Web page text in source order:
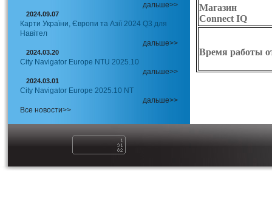
дальше>>
2024.09.07
Карти України, Європи та Азії 2024 Q3 для
Навітел
дальше>>
2024.03.20
City Navigator Europe NTU 2025.10
дальше>>
2024.03.01
City Navigator Europe 2025.10 NT
дальше>>
Все новости>>
Магазин
Connect IQ
Время работы